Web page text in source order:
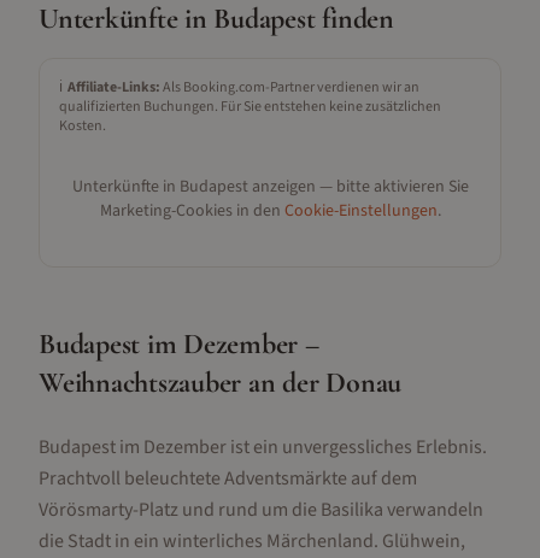
Unterkünfte in Budapestfinden
ℹ️ Affiliate-Links:Als Booking.com-Partner verdienen wir an
qualifizierten Buchungen. Für Sie entstehen keine zusätzlichen
Kosten.
Unterkünfte in Budapestanzeigen — bitte aktivieren Sie
Marketing-Cookies in den Cookie-Einstellungen.
Budapest im Dezember –
Weihnachtszauber an der Donau
Budapest im Dezember ist ein unvergessliches Erlebnis.
Prachtvoll beleuchtete Adventsmärkte auf dem
Vörösmarty-Platz und rund um die Basilika verwandeln
die Stadt in ein winterliches Märchenland. Glühwein,